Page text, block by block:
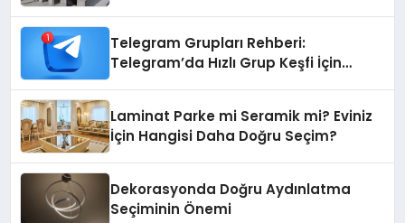
Telegram Grupları Rehberi:
Telegram’da Hızlı Grup Keşfi İçin
Laminat Parke mi Seramik mi? Eviniz
İçin Hangisi Daha Doğru Seçim?
Dekorasyonda Doğru Aydınlatma
Seçiminin Önemi